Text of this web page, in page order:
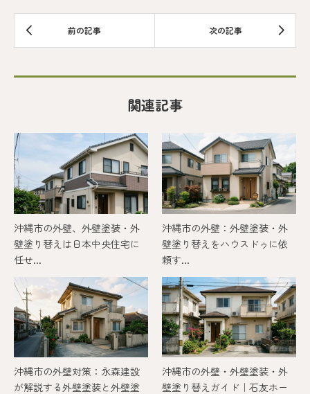
関連記事
沖縄市の外壁、外壁塗装・外
壁塗り替えは日本中央住宅に
任せ...
沖縄市の外壁：外壁塗装・外
壁塗り替えをハウスドゥに依
頼す...
沖縄市の外壁対策：永森建設
が解説する外壁塗装と外壁塗
沖縄市の外壁・外壁塗装・外
壁塗り替えガイド｜石友ホー